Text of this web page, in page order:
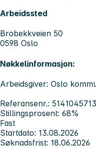
Arbeidssted
Brobekkveien 50
0598 Oslo
Nøkkelinformasjon:
Arbeidsgiver: Oslo
Referansenr.: 5141045713
Stillingsprosent: 68%
Fast
Startdato: 13.08.2026
Søknadsfrist: 18.06.2026